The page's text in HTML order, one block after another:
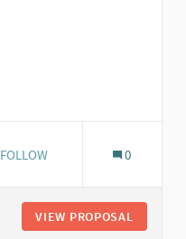
6 FOLLOWERS
FOLLOW 0
VIEW PROPOSAL